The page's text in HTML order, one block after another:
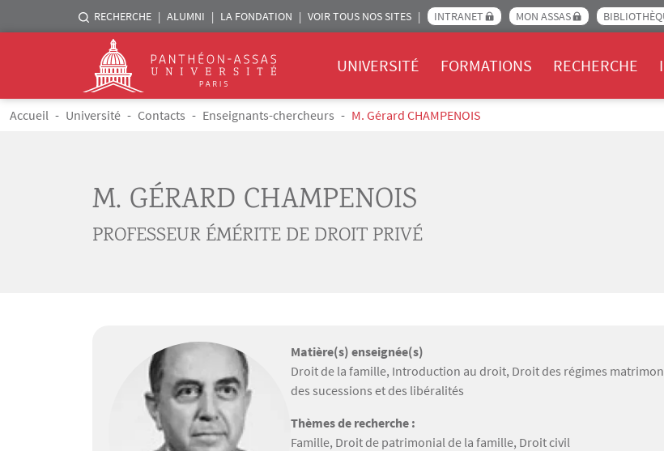
Aller au contenu principal
Menu liste sites Assas
RECHERCHE ALUMNI LA FONDATION VOIR TOUS NOS SITES INTRANET MON ASSAS
Logo
UNIVERSITÉ FORMATIONS RECHERCHE
Fil d'Ariane
Accueil Université Contacts Enseignants-chercheurs M. Gérard CHAMPENOIS
M. GÉRARD CHAMPENOIS
PROFESSEUR ÉMÉRITE DE DROIT PRIVÉ
Matière(s) enseignée(s)
Droit de la famille, Introduction au droit, Droit des régimes
des sucessions et des libéralités
Thèmes de recherche :
Famille, Droit de patrimonial de la famille, Droit civil